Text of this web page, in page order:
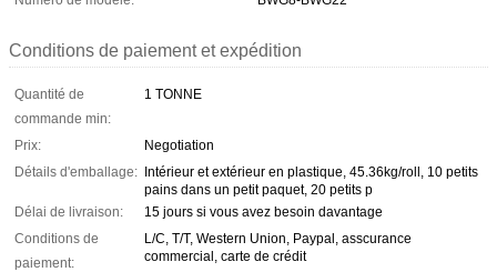
Conditions de paiement et expédition
Quantité de
commande min:
1 TONNE
Prix:
Negotiation
Détails d'emballage: Intérieur et extérieur en plastique, 45.36kg/roll, 10 petits
pains dans un petit paquet, 20 petits p
Délai de livraison:
15 jours si vous avez besoin davantage
Conditions de
paiement:
L/C, T/T, Western Union, Paypal, asscurance
commercial, carte de crédit